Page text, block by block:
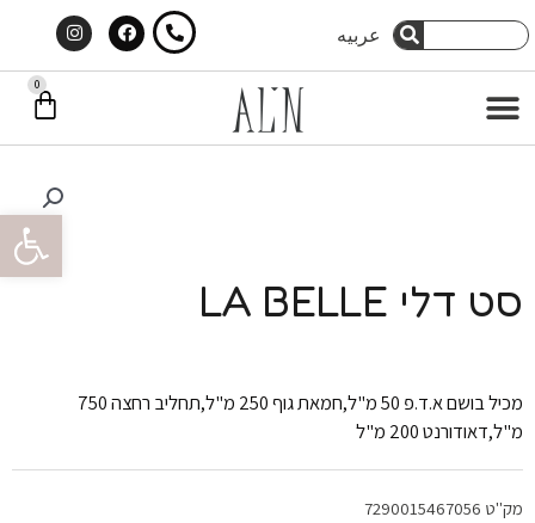
פתח
דילוג
חיפוש
חיפוש
عربيه
Facebook
Instagram
תפריט
0
סט דלי LA BELLE
מכיל בושם א.ד.פ 50 מ"ל,חמאת גוף 250 מ"ל,תחליב רחצה 750
מ"ל,דאודורנט 200 מ"ל
מק"ט 7290015467056